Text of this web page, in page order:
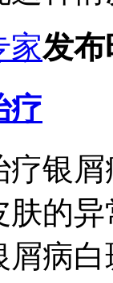
家发布
疗
银
肤的
屑病